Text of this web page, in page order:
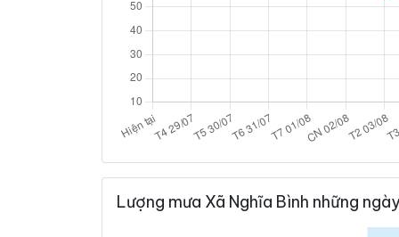
Lượng mưa Xã Nghĩa Bình những